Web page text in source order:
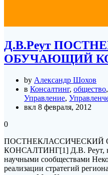
Д.В.Реут
ОБУЧАЮЩИЙ
by Александр Шохов
в Консалтинг, общество,
Управление,
вкл 8 февраля, 2012
0
КОНСАЛТИНГ[1] Д.В. Реут,
научными сообществами
реализации стратегий